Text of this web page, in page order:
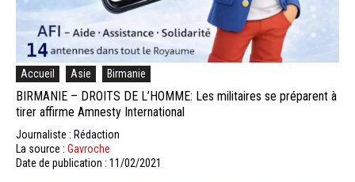
Accueil Asie Birmanie
BIRMANIE – DROITS DE L’HOMME: Les militaires se préparent à
tirer affirme Amnesty International
Journaliste : Rédaction
La source : Gavroche
Date de publication : 11/02/2021